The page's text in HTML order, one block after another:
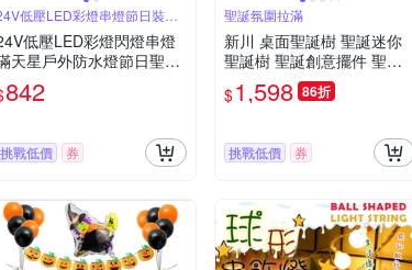
低壓LED彩燈串燈節日裝飾
低壓LED彩燈閃燈串燈
天星戶外防水燈節日聖誕
裝飾燈插電款30米300燈
842
挑戰低價 券
聖誕氛圍拉滿
新川 桌面聖誕樹 聖誕迷你
聖誕樹 聖誕創意擺件 聖誕
節裝飾 客廳桌面氛圍佈置款
$1,598 86折
挑戰低價 券